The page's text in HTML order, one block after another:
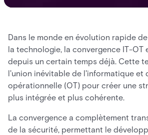
Dans le monde en évolution rapide
la technologie, la convergence IT-OT
depuis un certain temps déjà. Cette
l'union inévitable de l'informatique et
opérationnelle (OT) pour créer une
plus intégrée et plus cohérente.
La convergence a complètement
de la sécurité, permettant le